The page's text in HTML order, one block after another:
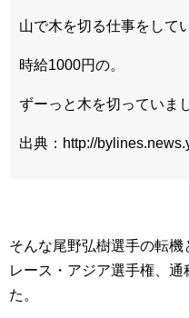
山で木を切る仕事をして
時給1000円の。
ずーっと木を切っていま
出典：http://
そんな尾野弘樹選手の転
レース・アジア選手権、
た。